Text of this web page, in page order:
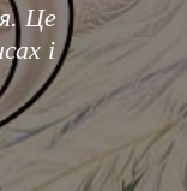
Це
і